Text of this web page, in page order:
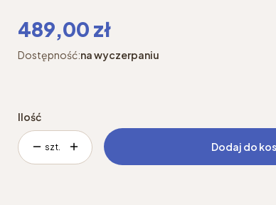
Cena
489,00 zł
Dostępność:na wyczerpaniu
Ilość
szt. Dodaj do